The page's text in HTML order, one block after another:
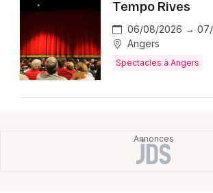
Tempo Rives
06/08/2026 →
Angers
Spectacles à Angers